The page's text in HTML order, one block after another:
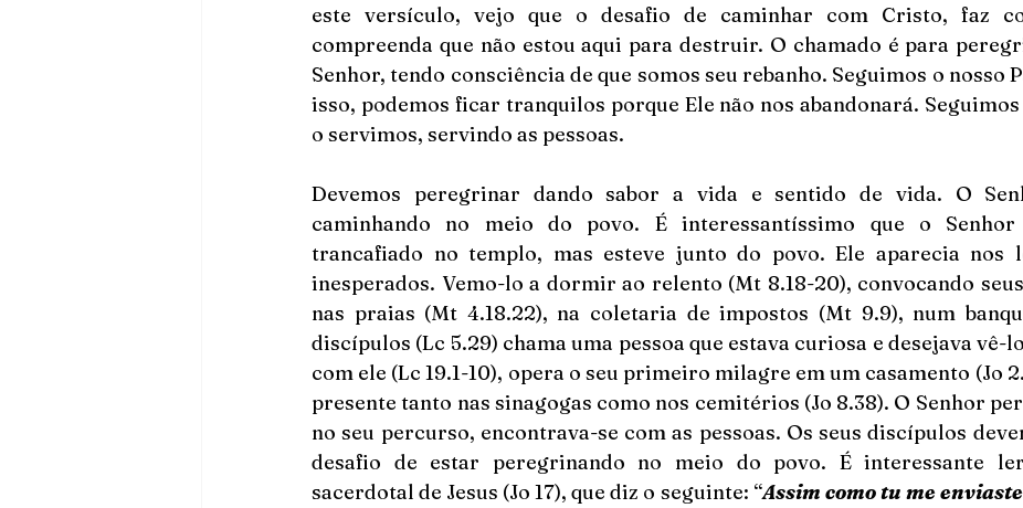
este versículo, vejo que o desafio de caminhar com Cristo, faz
compreenda que não estou aqui para destruir. O chamado é para
Senhor, tendo consciência de que somos seu rebanho. Seguimos o nosso
isso, podemos ficar tranquilos porque Ele não nos abandonará.
o servimos, servindo as pessoas.
Devemos peregrinar dando sabor a vida e sentido de vida. O
caminhando no meio do povo. É interessantíssimo que o
trancafiado no templo, mas esteve junto do povo. Ele aparecia nos
inesperados. Vemo-lo a dormir ao relento (Mt 8.18-20), convocando
nas praias (Mt 4.18.22), na coletaria de impostos (Mt 9.9), num
discípulos (Lc 5.29) chama uma pessoa que estava curiosa e desejava vê-
com ele (Lc 19.1-10), opera o seu primeiro milagre em um casamento (Jo
presente tanto nas sinagogas como nos cemitérios (Jo 8.38). O Senhor
no seu percurso, encontrava-se com as pessoas. Os seus discípulos
desafio de estar peregrinando no meio do povo. É interessante
sacerdotal de Jesus (Jo 17), que diz o seguinte: “Assim como tu me